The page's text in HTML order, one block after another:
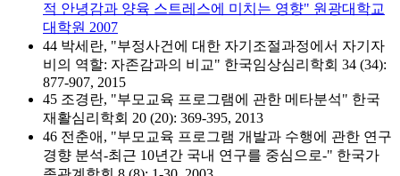
적 안녕감과 양육 스트레스에 미치는 영향" 원광대학교
대학원 2007
44 박세란, "부정사건에 대한 자기조절과정에서 자기자
비의 역할: 자존감과의 비교" 한국임상심리학회 34 (34):
877-907, 2015
45 조경란, "부모교육 프로그램에 관한 메타분석" 한국
재활심리학회 20 (20): 369-395, 2013
46 전춘애, "부모교육 프로그램 개발과 수행에 관한 연구
경향 분석-최근 10년간 국내 연구를 중심으로-" 한국가